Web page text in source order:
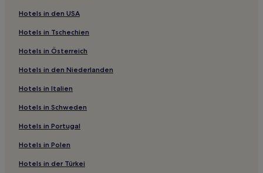
Pensionen in Fujikawaguchiko
Gasthäuser in Fujikawaguchiko
Ryokans in Yamanaka-See
Hostels in Yamanaka-See
Gasthäuser in Yamanaka-See
Pensionen in Yamanaka-See
Ryokans in Yamanakako
Pensionen in Yamanakako
Business nahe Yamanaka-See
Hotels in den USA
Hotels in Tschechien
Hotels in Österreich
Hotels in den Niederlanden
Hotels in Italien
Hotels in Schweden
Hotels in Portugal
Hotels in Polen
Hotels in der Türkei